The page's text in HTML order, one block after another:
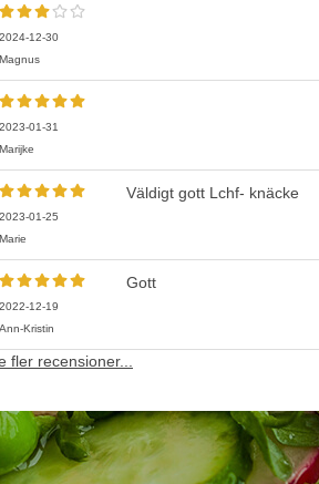
2024-12-30
Magnus
2023-01-31
Marijke
2023-01-25
Marie
Väldigt gott Lchf- knäcke
2022-12-19
Ann-Kristin
Gott
fler recensioner...